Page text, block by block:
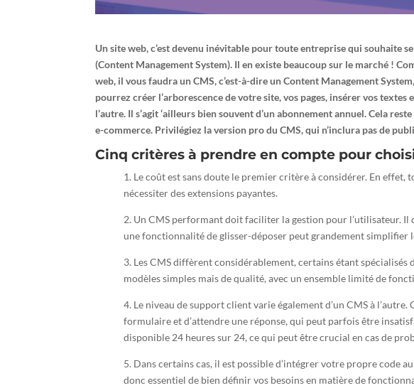
Un site web, c’est devenu inévitable pour toute entreprise qui souhaite
(Content Management System). Il en existe beaucoup sur le marché !
web, il vous faudra un CMS, c’est-à-dire un Content Management
pourrez créer l’arborescence de votre site, vos pages, insérer vos
l’autre. Il s’agit ‘ailleurs bien souvent d’un abonnement annuel. Cela
e-commerce. Privilégiez la version pro du CMS, qui n’inclura pas de
Cinq critères à prendre en compte pour
1. Le coût est sans doute le premier critère à considérer. En effet,
nécessiter des extensions payantes.
2. Un CMS performant doit faciliter la gestion pour l’utilisateur.
une fonctionnalité de glisser-déposer peut grandement simplifier
3. Les CMS diffèrent considérablement, certains étant
modèles simples mais de qualité, avec un ensemble limité de
4. Le niveau de support client varie également d’un CMS à
formulaire et d’attendre une réponse, qui peut parfois être
disponible 24 heures sur 24, ce qui peut être crucial en cas de
5. Dans certains cas, il est possible d’intégrer votre propre code
donc essentiel de bien définir vos besoins en matière de